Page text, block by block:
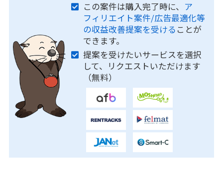
この案件は購入完了時に、 ア
フィリエイト案件/広告最適化等
の収益改善提案を受ける ことが
できます。
提案を受けたいサービスを選択
して、リクエストいただけます
（無料）